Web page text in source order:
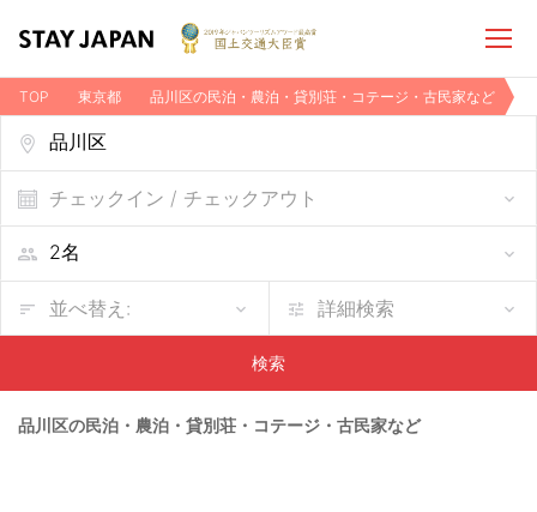
TOP 東京都 品川区の民泊・農泊・貸別荘・コテージ・古民家など
チェックイン / チェックアウト
並べ替え: 詳細検索
検索
品川区の民泊・農泊・貸別荘・コテージ・古民家など